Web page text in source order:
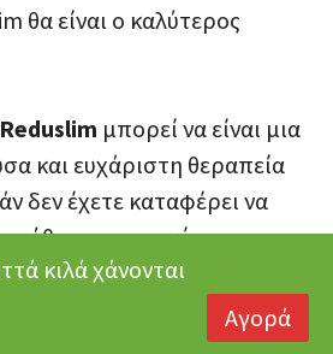
θα είναι ο καλύτερος
Reduslim μπορεί να είναι μια
και ευχάριστη θεραπεία
δεν έχετε καταφέρει να
επιτυχία με τη
μεθόδων
τα προγράμματα
κιλά χάνονται
Αγορά